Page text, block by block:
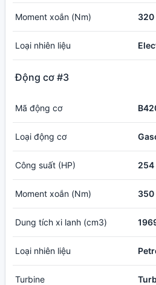
Moment xoắn (Nm) 320
Loại nhiên liệu
Động cơ #3
Mã động cơ
Loại động cơ
Công suất (HP) 254
Moment xoắn (Nm) 350
Dung tích xi lanh (cm3)
Loại nhiên liệu
Turbine